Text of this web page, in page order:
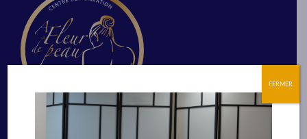
Siège social
FERMER